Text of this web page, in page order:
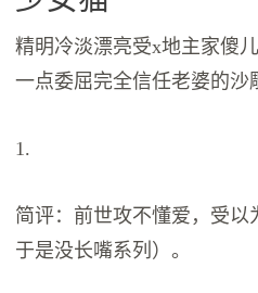
精明冷淡漂亮受x地主家傻
一点委屈完全信任老婆的沙
1.
简评：前世攻不懂爱，受以
于是没长嘴系列）。